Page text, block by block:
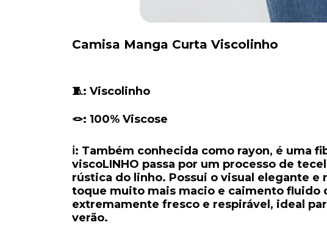
Camisa Manga Curta Viscolinho
🧵: Viscolinho
🪢: 100% Viscose
ℹ️: Também conhecida como rayon, é uma
viscoLINHO passa por um processo de
rústica do linho. Possui o visual elegante e
toque muito mais macio e caimento fluido
extremamente fresco e respirável, ideal
verão.